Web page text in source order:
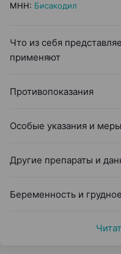
МНН: Бисакодил
Что из себя
применяют
Противопоказания
Особые указания и
Другие препараты и
Беременность и